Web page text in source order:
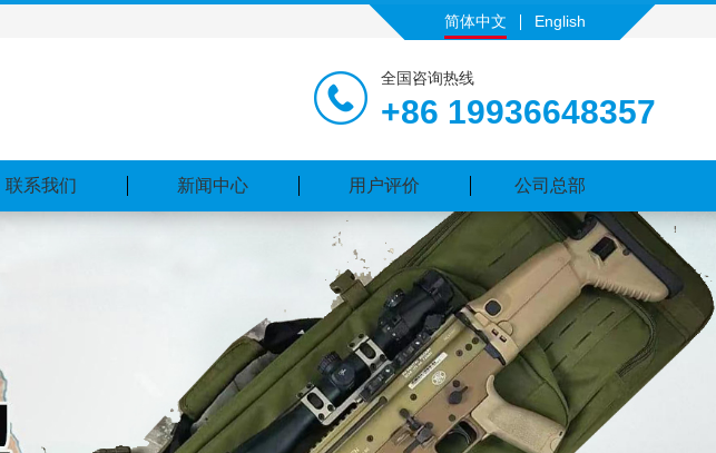
简体中文 English
全国咨询热线
+86 19936648357
联系我们 新闻中心 用户评价 公司总部